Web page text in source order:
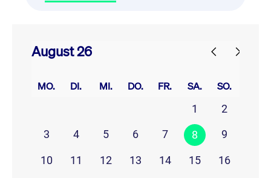
August 26
MO. DI. MI. DO. FR. SA. SO.
1
2
3
4 5 6 7 8 9
10 11 12 13 14 15
16